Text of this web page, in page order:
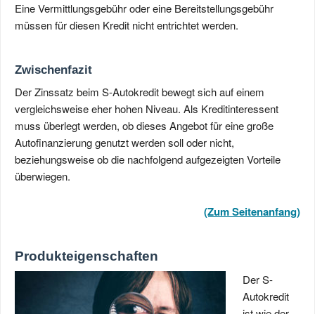
Eine Vermittlungsgebühr oder eine Bereitstellungsgebühr
müssen für diesen Kredit nicht entrichtet werden.
Zwischenfazit
Der Zinssatz beim S-Autokredit bewegt sich auf einem
vergleichsweise eher hohen Niveau. Als Kreditinteressent
muss überlegt werden, ob dieses Angebot für eine große
Autofinanzierung genutzt werden soll oder nicht,
beziehungsweise ob die nachfolgend aufgezeigten Vorteile
überwiegen.
(Zum Seitenanfang)
Produkteigenschaften
Der S-
Autokredit